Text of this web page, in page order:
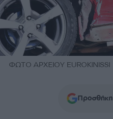
ΦΩΤΟ ΑΡΧΕΙΟΥ EUROKINISSI
Προσθήκη